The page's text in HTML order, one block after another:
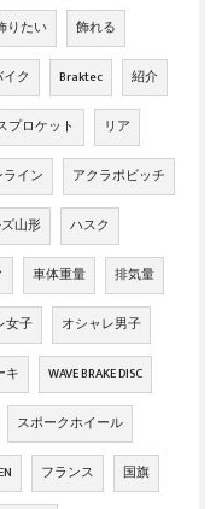
りたい 飾れる
ク Braktec 紹介
プロケット リア
イン アクラポビッチ
山形 ハスク
車体重量 排気量
女子 オシャレ男子
キ WAVE BRAKE DISC
スポークホイール
フランス 国旗